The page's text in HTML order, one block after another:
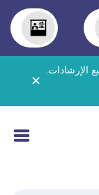
الإرشادات.
✕